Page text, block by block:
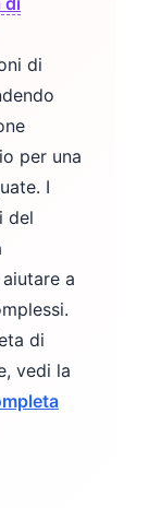
di
per una
I
del
a
di
vedi la